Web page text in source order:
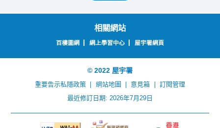
相關網站
百樓圖網 網上學習中心 屋宇署網頁
© 2022 屋宇署
重要告示私隱政策 網站地圖 意見箱
訂閱管理
最近修訂日期: 2026年7月29日